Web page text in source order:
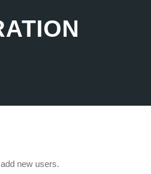
new users.